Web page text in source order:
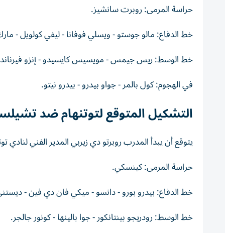
حراسة المرمى: روبرت سانشيز.
خط الدفاع: مالو جوستو - ويسلي فوفانا - ليفي كولويل -
خط الوسط: ريس جيمس - مويسيس كايسيدو - إنزو
في الهجوم: كول بالمر - جواو بيدرو - بيدرو نيتو.
التشكيل المتوقع لتوتنهام ضد
يتوقع أن يبدأ المدرب روبرتو دي زيربي المدير الفني
حراسة المرمى: كينسكي.
خط الدفاع: بيدرو بورو - دانسو - ميكي فان دي فين -
خط الوسط: رودريجو بينتانكور - جوا بالينها - كونور جالجر.